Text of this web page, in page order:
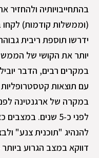
בהתחייבויותיה ולהחזיר
(וממשלות קודמות)
ידרשו תוספת ריבית
יותר את הקושי של
במקרים רבים, הדבר
עם תוצאות
לפני כ-5 שנים.
להנהיג "תוכנית צנע"
דווקא במצב הגרוע